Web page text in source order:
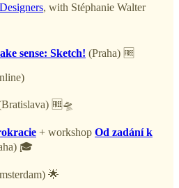
, with Stéphanie Walter
sense: Sketch! (Praha) 🆓
🆓🛸
+ workshop Od zadání k
🎓
🌟